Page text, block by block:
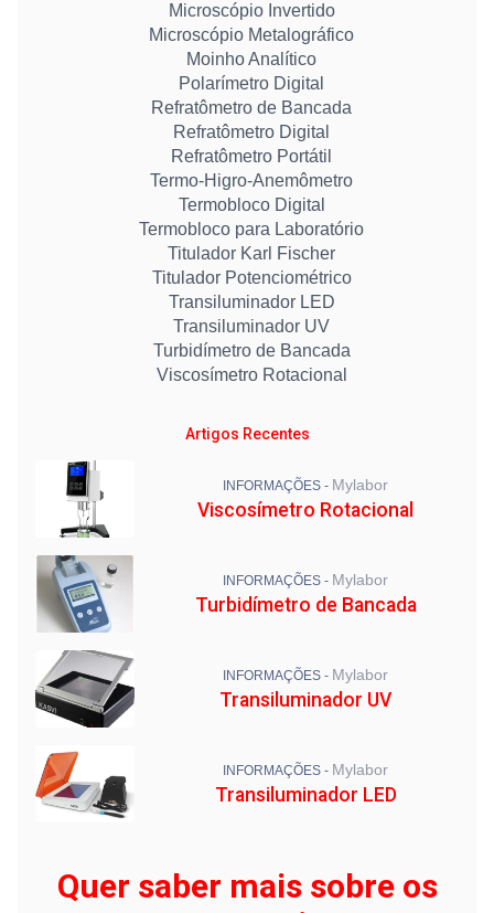
Microscópio Invertido
Microscópio Metalográfico
Moinho Analítico
Polarímetro Digital
Refratômetro de Bancada
Refratômetro Digital
Refratômetro Portátil
Termo-Higro-Anemômetro
Termobloco Digital
Termobloco para Laboratório
Titulador Karl Fischer
Titulador Potenciométrico
Transiluminador LED
Transiluminador UV
Turbidímetro de Bancada
Viscosímetro Rotacional
Artigos Recentes
INFORMAÇÕES - Mylabor
Viscosímetro Rotacional
INFORMAÇÕES - Mylabor
Turbidímetro de Bancada
INFORMAÇÕES - Mylabor
Transiluminador UV
INFORMAÇÕES - Mylabor
Transiluminador LED
Quer saber mais sobre os